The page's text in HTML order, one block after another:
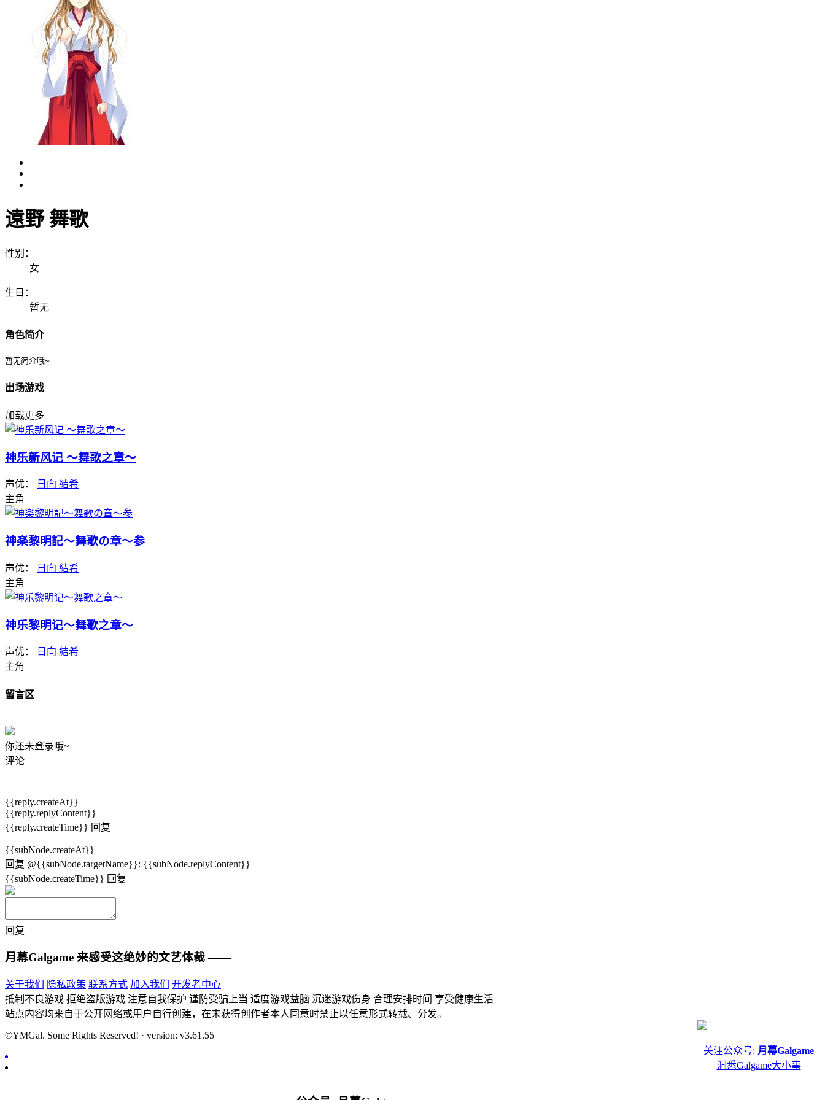
遠野 舞歌
性别：
女
生日：
暂无
角色简介
暂无简介哦~
出场游戏
加载更多
神乐新风记 ～舞歌之章～
声优：
日向 結希
主角
神楽黎明記～舞歌の章～参
声优：
日向 結希
主角
神乐黎明记～舞歌之章～
声优：
日向 結希
主角
留言区
你还未登录哦~
评论
{{reply.createAt}}
{{reply.replyContent}}
{{reply.createTime}} 回复
{{subNode.createAt}}
回复 @{{subNode.targetName}}: {{subNode.replyContent}}
{{subNode.createTime}} 回复
回复
月幕Galgame 来感受这绝妙的文艺体裁 ——
关于我们 隐私政策 联系方式 加入我们
开发者中心
抵制不良游戏 拒绝盗版游戏 注意自我保护 谨防受骗上当 适度游戏益脑 沉迷游戏伤身 合理安排时间 享受健康生活
站点内容均来自于公开网络或用户自行创建，在未获得创作者本人同意时禁止以任意形式转载、分发。
关注公众号: 月幕Galgame
洞悉Galgame大小事
©YMGal. Some Rights Reserved! · version: v3.61.55